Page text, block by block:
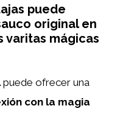
puede
original en
varitas mágicas
puede ofrecer una
con la magia